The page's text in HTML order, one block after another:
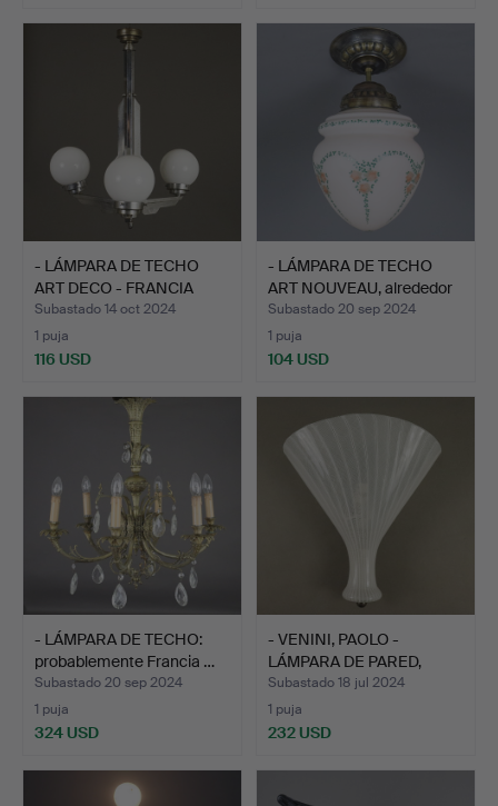
- LÁMPARA DE TECHO
ART DECO - FRANCIA
ALRE…
Subastado 14 oct 2024
1 puja
116 USD
- LÁMPARA DE TECHO
ART NOUVEAU, alrededor
…
Subastado 20 sep 2024
1 puja
104 USD
- LÁMPARA DE TECHO:
probablemente Francia …
Subastado 20 sep 2024
1 puja
324 USD
- VENINI, PAOLO -
LÁMPARA DE PARED,
MURANO…
Subastado 18 jul 2024
1 puja
232 USD